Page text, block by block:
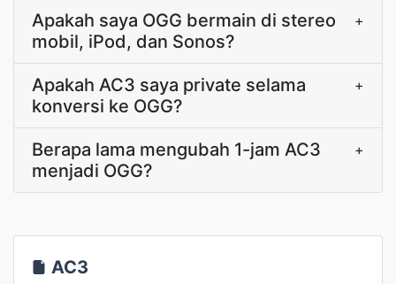
Apakah saya OGG bermain di stereo
mobil, iPod, dan Sonos?
+
Apakah AC3 saya private selama
konversi ke OGG?
+
Berapa lama mengubah 1-jam AC3
menjadi OGG?
+
AC3